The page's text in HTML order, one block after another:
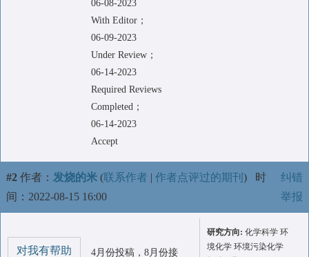
06-08-2023
With Editor；
06-09-2023
Under Review；
06-14-2023
Required Reviews
Completed；
06-14-2023
Accept
#2 作者： 发烧的米 (联系作者 | 作者点评过的期刊 ) 时
间：2022-08-15 16:00
纠错
举报
对我有帮助 4月份投稿，8月份接
研究方向: 化学科学 环
境化学 环境污染化学